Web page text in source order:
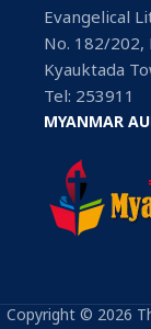
Evangelical
No. 182/
Kyauktada
Tel: 253911
MYANMAR
Copyright © 2026